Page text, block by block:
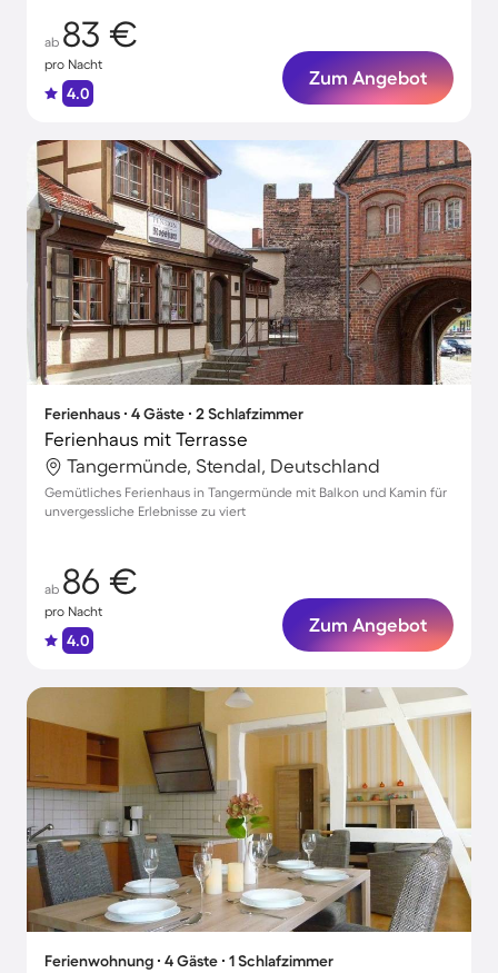
ab 83 €
pro Nacht
4.0
Zum Angebot
Ferienhaus ∙ 4 Gäste ∙ 2 Schlafzimmer
Ferienhaus mit Terrasse
Tangermünde, Stendal, Deutschland
Gemütliches Ferienhaus in Tangermünde mit Balkon und Kamin für
unvergessliche Erlebnisse zu viert
ab 86 €
pro Nacht
4.0
Zum Angebot
Ferienwohnung ∙ 4 Gäste ∙ 1 Schlafzimmer